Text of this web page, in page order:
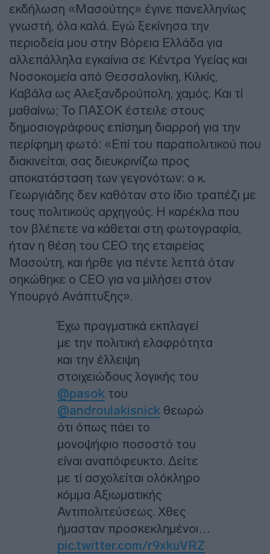
εκδήλωση «Μασούτης» έγινε πανελληνίως
γνωστή, όλα καλά. Εγώ ξεκίνησα την
περιοδεία μου στην Βόρεια Ελλάδα για
αλλεπάλληλα εγκαίνια σε Κέντρα Υγείας και
Νοσοκομεία από Θεσσαλονίκη, Κιλκίς,
Καβάλα ως Αλεξανδρούπολη, χαμός. Και τί
μαθαίνω; Το ΠΑΣΟΚ έστειλε στους
δημοσιογράφους επίσημη διαρροή για την
περίφημη φωτό: «Επί του παραπολιτικού που
διακινείται, σας διευκρινίζω προς
αποκατάσταση των γεγονότων: ο κ.
Γεωργιάδης δεν καθόταν στο ίδιο τραπέζι με
τους πολιτικούς αρχηγούς. Η καρέκλα που
τον βλέπετε να κάθεται στη φωτογραφία,
ήταν η θέση του CEO της εταιρείας
Μασούτη, και ήρθε για πέντε λεπτά όταν
σηκώθηκε ο CEO για να μιλήσει στον
Υπουργό Ανάπτυξης».
Έχω πραγματικά εκπλαγεί
με την πολιτική ελαφρότητα
και την έλλειψη
στοιχειώδους λογικής του
@pasok του
@androulakisnick θεωρώ
ότι όπως πάει το
μονοψήφιο ποσοστό του
είναι αναπόφευκτο. Δείτε
με τί ασχολείται ολόκληρο
κόμμα Αξιωματικής
Αντιπολιτεύσεως. Χθες
ήμασταν προσκεκλημένοι…
pic.twitter.com/r9xkuVRZ